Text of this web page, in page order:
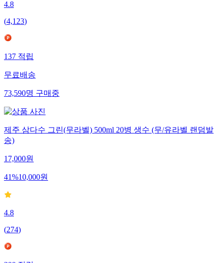
4.8
(4,123)
137적립
무료배송
73,590명구매중
제주 삼다수 그린(무라벨) 500ml 20병 생수 (무/유라벨 랜덤발
송)
17,000원
41%10,000원
4.8
(274)